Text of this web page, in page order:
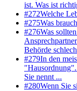
ist. Was ist
#272Welche
#275Was
#276Was
Behörde
#279In den
Sie nennt ...
#280Wenn Sie